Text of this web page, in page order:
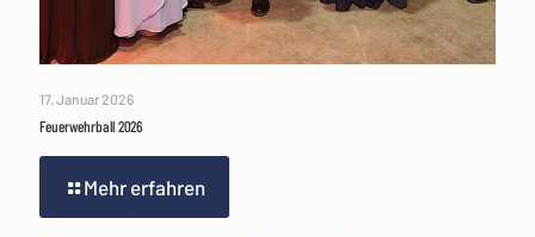
17. Januar 2026
Feuerwehrball 2026
Mehr erfahren